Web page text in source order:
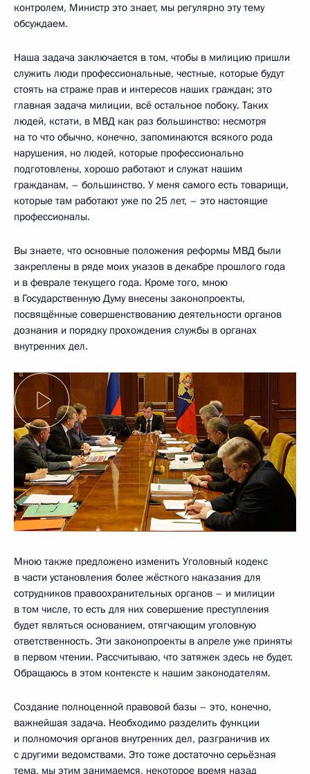
контролем, Министр это знает, мы регулярно эту тему
обсуждаем.
Наша задача заключается в том, чтобы в милицию пришли
служить люди профессиональные, честные, которые будут
стоять на страже прав и интересов наших граждан; это
главная задача милиции, всё остальное побоку. Таких
людей, кстати, в МВД как раз большинство: несмотря
на то что обычно, конечно, запоминаются всякого рода
нарушения, но людей, которые профессионально
подготовлены, хорошо работают и служат нашим
гражданам, – большинство. У меня самого есть товарищи,
которые там работают уже по 25 лет, – это настоящие
профессионалы.
Вы знаете, что основные положения реформы МВД были
закреплены в ряде моих указов в декабре прошлого года
и в феврале текущего года. Кроме того, мною
в Государственную Думу внесены законопроекты,
посвящённые совершенствованию деятельности органов
дознания и порядку прохождения службы в органах
внутренних дел.
Мною также предложено изменить Уголовный кодекс
в части установления более жёсткого наказания для
сотрудников правоохранительных органов – и милиции
в том числе, то есть для них совершение преступления
будет являться основанием, отягчающим уголовную
ответственность. Эти законопроекты в апреле уже приняты
в первом чтении. Рассчитываю, что затяжек здесь не будет.
Обращаюсь в этом контексте к нашим законодателям.
Создание полноценной правовой базы – это, конечно,
важнейшая задача. Необходимо разделить функции
и полномочия органов внутренних дел, разграничив их
с другими ведомствами. Это тоже достаточно серьёзная
тема, мы этим занимаемся, некоторое время назад